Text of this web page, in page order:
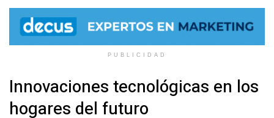
PUBLICIDAD
Innovaciones tecnológicas en los
hogares del futuro